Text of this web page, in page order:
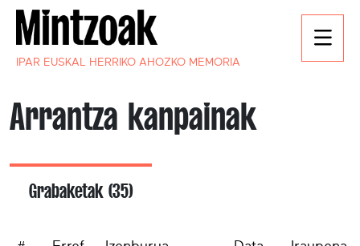
IPAR EUSKAL HERRIKO AHOZKO MEMORIA
Arrantza kanpainak
Grabaketak (35)